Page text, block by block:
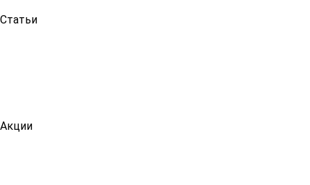
Статьи
Акции